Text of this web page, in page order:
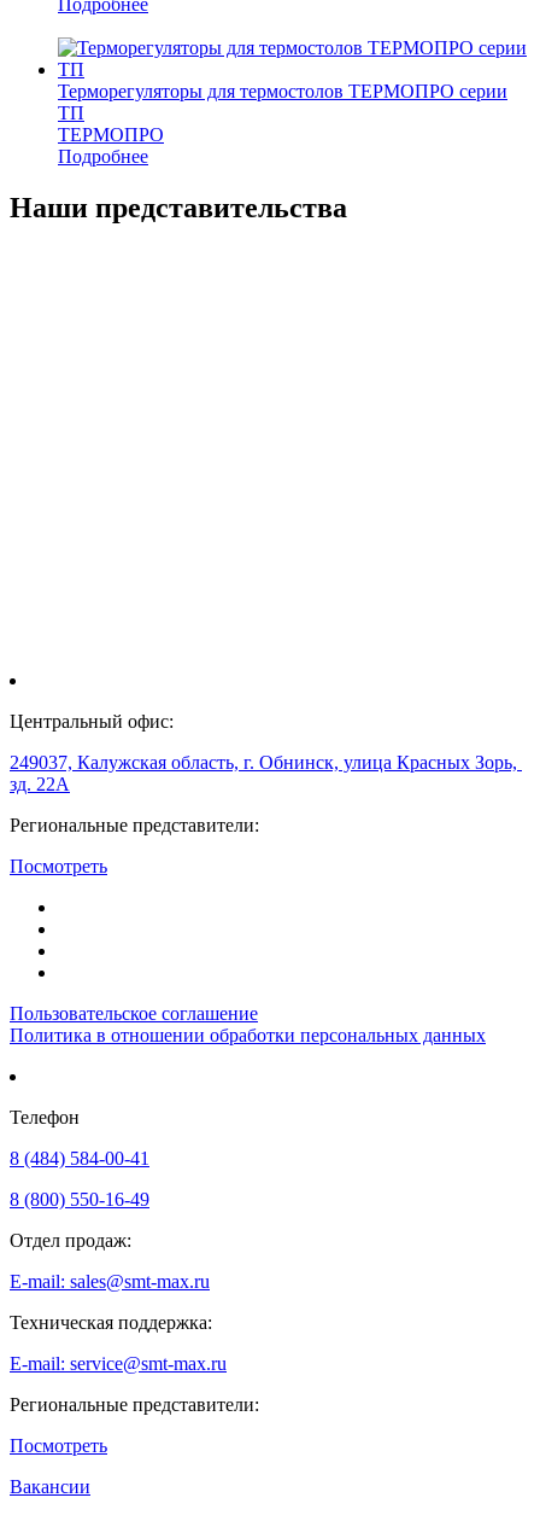
Терморегуляторы для термостолов ТЕРМОПРО серии
ТП
ТЕРМОПРО
Подробнее
Наши представительства
Центральный офис:
249037, Калужская область, г. Обнинск, улица Красных Зорь,
зд. 22А
Региональные представители:
Посмотреть
Пользовательское соглашение
Политика в отношении обработки персональных данных
Телефон
8 (484) 584-00-41
8 (800) 550-16-49
Отдел продаж:
E-mail: sales@smt-max.ru
Техническая поддержка:
E-mail: service@smt-max.ru
Региональные представители:
Посмотреть
Вакансии